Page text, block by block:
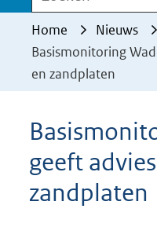
geweigerd.
Home
Nieuws
Basismonitoring
en zandplaten
geeft
zandplaten